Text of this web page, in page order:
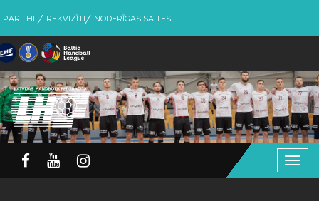
PAR LHF REKVIZĪTI NODERĪGAS SAITES